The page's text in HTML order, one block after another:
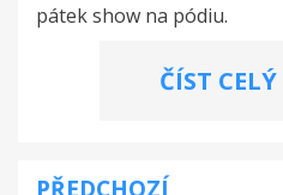
pátek show na pódiu.
ČÍST
PŘEDCHOZÍ